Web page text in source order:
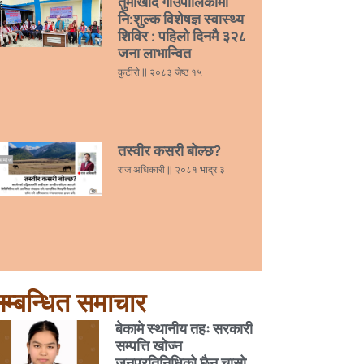
नि:शुल्क विशेषज्ञ स्वास्थ्य
शिविर : पहिलो दिनमै ३२८
जना लाभान्वित
कुटीरो २०८३ जेष्ठ १५
तस्वीर कसरी बोल्छ?
राज अधिकारी २०८१ भाद्र ३
समाचार
बेकामे स्थानीय तहः सरकारी
सम्पत्ति खोज्न